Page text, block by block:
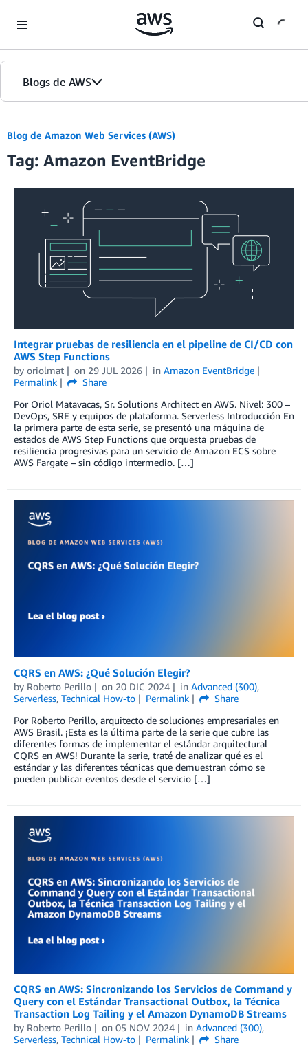
Blogs de AWS
Inicio
Ediciones
Blog de Amazon Web Services (AWS)
Tag: Amazon EventBridge
Integrar pruebas de resiliencia en el pipeline de CI/CD con
AWS Step Functions
by oriolmat on 29 JUL 2026 in Amazon EventBridge
Permalink
Share
Por Oriol Matavacas, Sr. Solutions Architect en AWS. Nivel: 300 –
DevOps, SRE y equipos de plataforma. Serverless Introducción En
la primera parte de esta serie, se presentó una máquina de
estados de AWS Step Functions que orquesta pruebas de
resiliencia progresivas para un servicio de Amazon ECS sobre
AWS Fargate – sin código intermedio. […]
CQRS en AWS: ¿Qué Solución Elegir?
by Roberto Perillo on 20 DIC 2024 in Advanced (300),
Serverless, Technical How-to Permalink
Share
Por Roberto Perillo, arquitecto de soluciones empresariales en
AWS Brasil. ¡Esta es la última parte de la serie que cubre las
diferentes formas de implementar el estándar arquitectural
CQRS en AWS! Durante la serie, traté de analizar qué es el
estándar y las diferentes técnicas que demuestran cómo se
pueden publicar eventos desde el servicio […]
CQRS en AWS: Sincronizando los Servicios de Command y
Query con el Estándar Transactional Outbox, la Técnica
Transaction Log Tailing y el Amazon DynamoDB Streams
by Roberto Perillo on 05 NOV 2024 in Advanced (300),
Serverless, Technical How-to Permalink
Share